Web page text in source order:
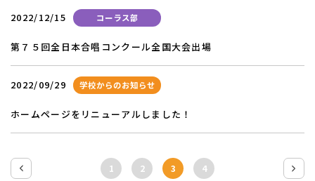
2022/12/15 コーラス部
第７５回全日本合唱コンクール全国大会出場
2022/09/29 学校からのお知らせ
ホームページをリニューアルしました！
1 2 3 4